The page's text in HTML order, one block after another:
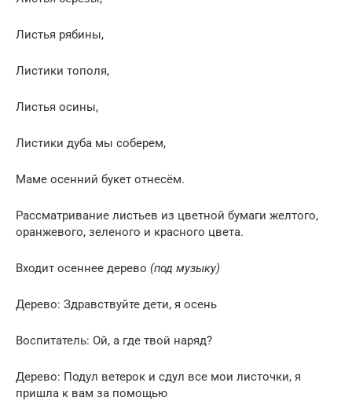
Листья рябины,
Листики тополя,
Листья осины,
Листики дуба мы соберем,
Маме осенний букет отнесём.
Рассматривание листьев из цветной бумаги желтого,
оранжевого, зеленого и красного цвета.
Входит осеннее дерево (под музыку)
Дерево: Здравствуйте дети, я осень
Воспитатель: Ой, а где твой наряд?
Дерево: Подул ветерок и сдул все мои листочки, я
пришла к вам за помощью